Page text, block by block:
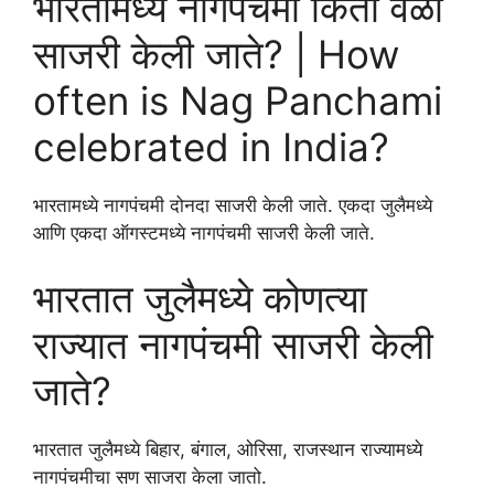
साजरी केली जाते? | How
often is Nag Panchami
celebrated in India?
भारतामध्ये नागपंचमी दोनदा साजरी केली जाते. एकदा जुलैमध्ये
आणि एकदा ऑगस्टमध्ये नागपंचमी साजरी केली जाते.
भारतात जुलैमध्ये कोणत्या
राज्यात नागपंचमी साजरी केली
जाते?
भारतात जुलैमध्ये बिहार, बंगाल, ओरिसा, राजस्थान राज्यामध्ये
नागपंचमीचा सण साजरा केला जातो.